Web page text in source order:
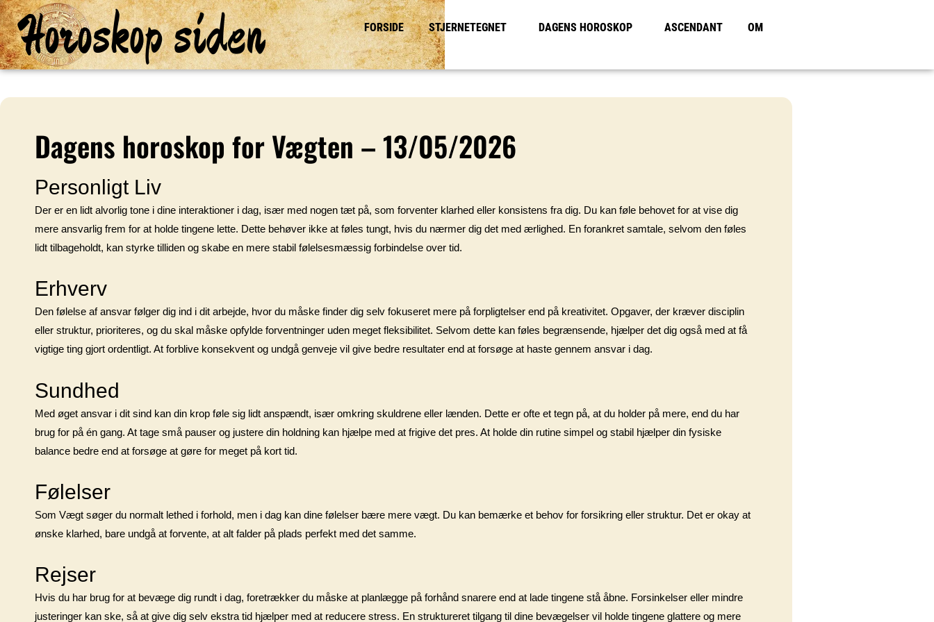
Horoskop siden FORSIDE STJERNETEGNET DAGENS HOROSKOP ASCENDANT OM
Dagens horoskop for Vægten – 13/05/2026
Personligt Liv
Der er en lidt alvorlig tone i dine interaktioner i dag, især med nogen tæt på, som forventer klarhed eller konsistens fra dig. Du kan føle behovet for at vise dig
mere ansvarlig frem for at holde tingene lette. Dette behøver ikke at føles tungt, hvis du nærmer dig det med ærlighed. En forankret samtale, selvom den føles
lidt tilbageholdt, kan styrke tilliden og skabe en mere stabil følelsesmæssig forbindelse over tid.
Erhverv
Den følelse af ansvar følger dig ind i dit arbejde, hvor du måske finder dig selv fokuseret mere på forpligtelser end på kreativitet. Opgaver, der kræver disciplin
eller struktur, prioriteres, og du skal måske opfylde forventninger uden meget fleksibilitet. Selvom dette kan føles begrænsende, hjælper det dig også med at få
vigtige ting gjort ordentligt. At forblive konsekvent og undgå genveje vil give bedre resultater end at forsøge at haste gennem ansvar i dag.
Sundhed
Med øget ansvar i dit sind kan din krop føle sig lidt anspændt, især omkring skuldrene eller lænden. Dette er ofte et tegn på, at du holder på mere, end du har
brug for på én gang. At tage små pauser og justere din holdning kan hjælpe med at frigive det pres. At holde din rutine simpel og stabil hjælper din fysiske
balance bedre end at forsøge at gøre for meget på kort tid.
Følelser
Som Vægt søger du normalt lethed i forhold, men i dag kan dine følelser bære mere vægt. Du kan bemærke et behov for forsikring eller struktur. Det er okay at
ønske klarhed, bare undgå at forvente, at alt falder på plads perfekt med det samme.
Rejser
Hvis du har brug for at bevæge dig rundt i dag, foretrækker du måske at planlægge på forhånd snarere end at lade tingene stå åbne. Forsinkelser eller mindre
justeringer kan ske, så at give dig selv ekstra tid hjælper med at reducere stress. En struktureret tilgang til dine bevægelser vil holde tingene glattere og mere